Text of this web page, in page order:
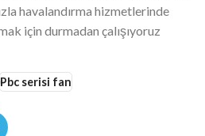
havalandırma hizmetlerinde
için durmadan çalışıyoruz
Pbc serisi fan